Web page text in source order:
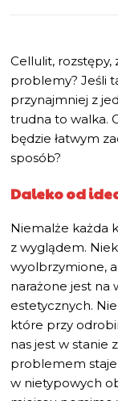
Cellulit, rozstępy,
problemy? Jeśli
przynajmniej z
trudna to walka.
będzie łatwym
sposób?
Daleko od
Niemalże każda
z wyglądem.
wyolbrzymione,
narażone jest
estetycznych.
które przy
nas jest w stanie
problemem staje
w nietypowych